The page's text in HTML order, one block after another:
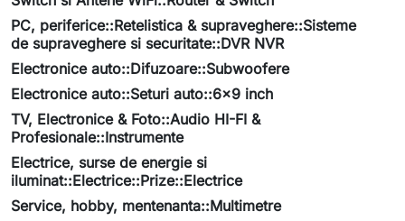
PC, periferice::Retelistica & supraveghere::Sisteme
de supraveghere si securitate::DVR NVR
Electronice auto::Difuzoare::Subwoofere
Electronice auto::Seturi auto::6x9 inch
TV, Electronice & Foto::Audio HI-FI &
Profesionale::Instrumente
Electrice, surse de energie si
iluminat::Electrice::Prize::Electrice
Service, hobby, mentenanta::Multimetre